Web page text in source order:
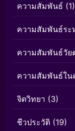
ความสัมพันธ์ (1)
ความสัมพันธ์ระ
ความสัมพันธ์วัย
ความสัมพันธ์ใน
จิตวิทยา (3)
ชีวประวัติ (19)